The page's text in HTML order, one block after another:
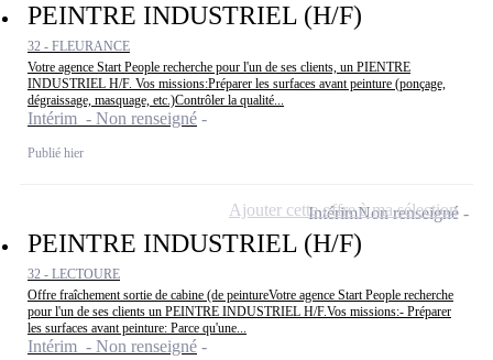
PEINTRE INDUSTRIEL (H/F)
32 - FLEURANCE
Votre agence Start People recherche pour l'un de ses clients, un PIENTRE
INDUSTRIEL H/F. Vos missions:Préparer les surfaces avant peinture (ponçage,
dégraissage, masquage, etc.)Contrôler la qualité...
Intérim - Non renseigné
Publié hier
PEINTRE INDUSTRIEL (H/F)
32 - LECTOURE
Offre fraîchement sortie de cabine (de peintureVotre agence Start People recherche
pour l'un de ses clients un PEINTRE INDUSTRIEL H/F.Vos missions:- Préparer
les surfaces avant peinture: Parce qu'une...
Intérim - Non renseigné
IntérimNon renseigné
Ajouter cette offre à ma sélection